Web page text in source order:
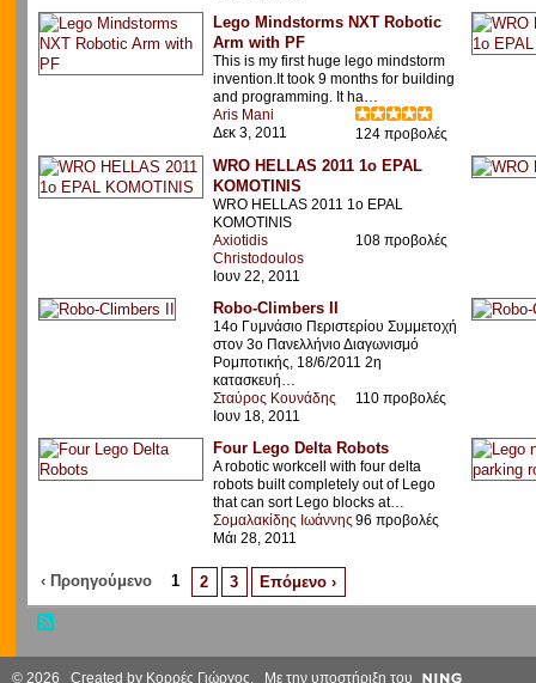
Lego Mindstorms NXT Robotic
Arm with PF
This is my first huge lego mindstorm
invention.It took 9 months for building
and programming. It ha…
Aris Mani
Δεκ 3, 2011
124 προβολές
WRO HELLAS 2011 1o EPAL
KOMOTINIS
WRO HELLAS 2011 1o EPAL
KOMOTINIS
Axiotidis
Christodoulos
Ιουν 22, 2011
108 προβολές
Robo-Climbers II
14ο Γυμνάσιο Περιστερίου Συμμετοχή
στον 3ο Πανελλήνιο Διαγωνισμό
Ρομποτικής, 18/6/2011 2η
κατασκευή…
Σταύρος Κουνάδης
Ιουν 18, 2011
110 προβολές
Four Lego Delta Robots
A robotic workcell with four delta
robots built completely out of Lego
that can sort Lego blocks at…
Σομαλακίδης Ιωάννης
Μάι 28, 2011
96 προβολές
‹ Προηγούμενο 1 2 3 Επόμενο ›
© 2026 Created by Κορρές Γιώργος . Με την υποστήριξη του